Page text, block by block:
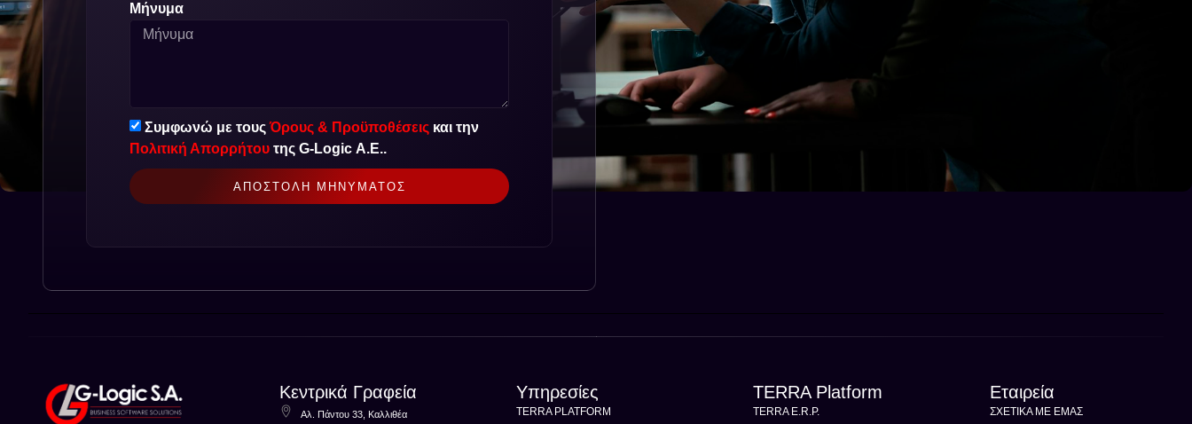
Μήνυμα
Συμφωνώ με τουςΌρους & Προϋποθέσεις και την
Πολιτική Απορρήτου της G-Logic Α.Ε..
ΑΠΟΣΤΟΛΉ ΜΗΝΎΜΑΤΟΣ
Κεντρικά Γραφεία
Αλ. Πάντου 33, Καλλιθέα
Υπηρεσίες
TERRA PLATFORM
TERRA Platform
TERRA E.R.P.
Εταιρεία
ΣΧΕΤΙΚΆ ΜΕ ΕΜΆΣ